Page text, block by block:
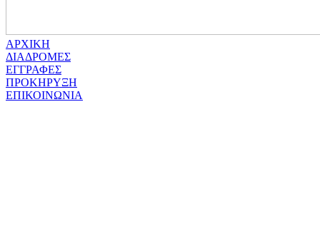
ΑΡΧΙΚΗ
ΔΙΑΔΡΟΜΕΣ
ΕΓΓΡΑΦΕΣ
ΠΡΟΚΗΡΥΞΗ
ΕΠΙΚΟΙΝΩΝΙΑ